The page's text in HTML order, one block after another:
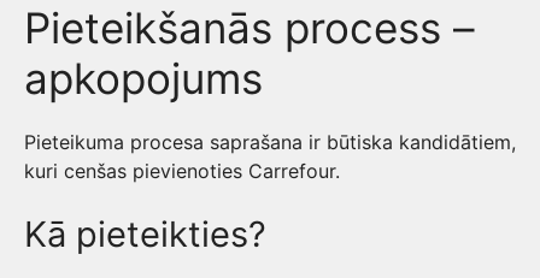
Pieteikšanās process –
apkopojums
Pieteikuma procesa saprašana ir būtiska kandidātiem,
kuri cenšas pievienoties Carrefour.
Kā pieteikties?